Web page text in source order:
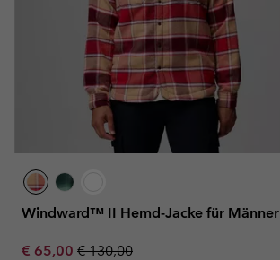
Windward™ II Hemd-Jacke für Männer
Sale price:
€ 65,00 Regular price:
€ 130,00